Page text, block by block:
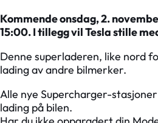
Kommende onsdag, 2.
15:00. I tillegg vil Tesla stille
Denne superladeren, like nord
lading av andre bilmerker.
Alle nye Supercharger-
lading på bilen.